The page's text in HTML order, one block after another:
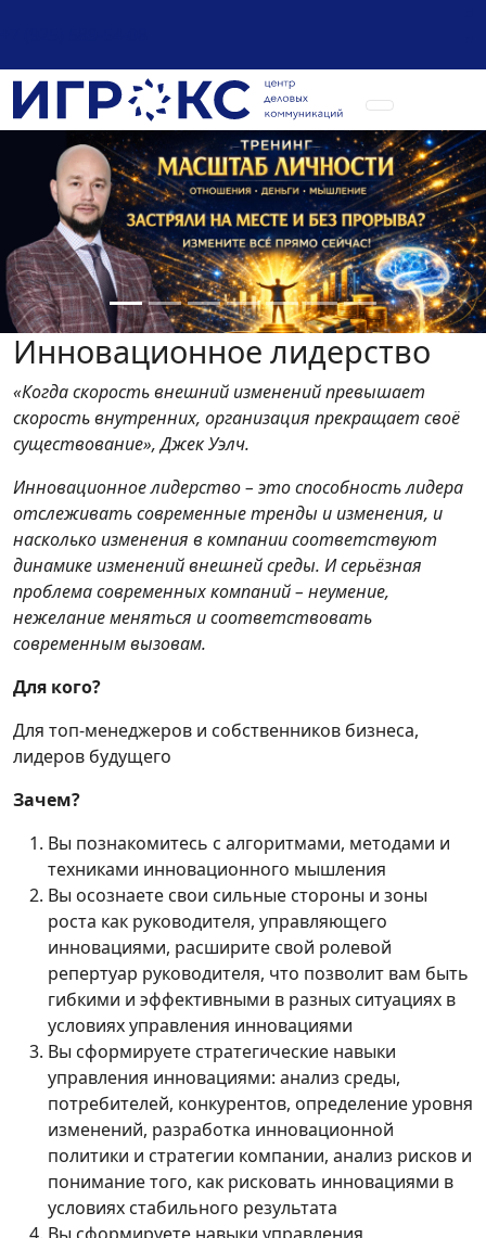
Инновационное лидерство
«Когда скорость внешний изменений превышает
скорость внутренних, организация прекращает своё
существование», Джек Уэлч.
Инновационное лидерство – это способность лидера
отслеживать современные тренды и изменения, и
насколько изменения в компании соответствуют
динамике изменений внешней среды. И серьёзная
проблема современных компаний – неумение,
нежелание меняться и соответствовать
современным вызовам.
Для кого?
Для топ-менеджеров и собственников бизнеса,
лидеров будущего
Зачем?
Вы познакомитесь с алгоритмами, методами и
техниками инновационного мышления
Вы осознаете свои сильные стороны и зоны
роста как руководителя, управляющего
инновациями, расширите свой ролевой
репертуар руководителя, что позволит вам быть
гибкими и эффективными в разных ситуациях в
условиях управления инновациями
Вы сформируете стратегические навыки
управления инновациями: анализ среды,
потребителей, конкурентов, определение уровня
изменений, разработка инновационной
политики и стратегии компании, анализ рисков и
понимание того, как рисковать инновациями в
условиях стабильного результата